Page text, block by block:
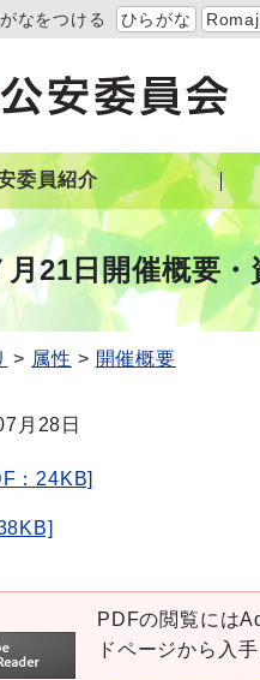
なをつける ひらがな
委員紹介
月21日開催概要・
属性 開催概要
月28日
：24KB]
PDFの閲覧には
ドページから入